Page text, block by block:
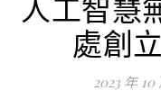
人工智慧
處創
2023 年 10